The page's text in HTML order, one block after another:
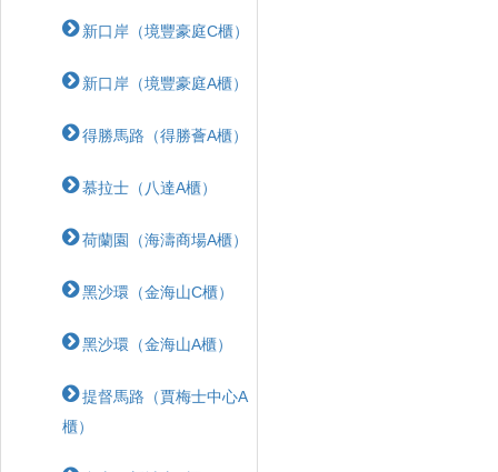
新口岸（境豐豪庭C櫃）
新口岸（境豐豪庭A櫃）
得勝馬路（得勝薈A櫃）
慕拉士（八達A櫃）
荷蘭園（海濤商場A櫃）
黑沙環（金海山C櫃）
黑沙環（金海山A櫃）
提督馬路（賈梅士中心A
櫃）